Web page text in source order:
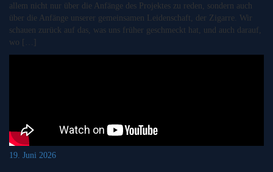
allem nicht nur über die Anfänge des Projektes zu reden, sondern auch
über die Anfänge unserer gemeinsamen Leidenschaft, der Zigarre. Wir
schauen zurück auf das, was uns früher geschmeckt hat, und auch darauf,
wo […]
19. Juni 2026